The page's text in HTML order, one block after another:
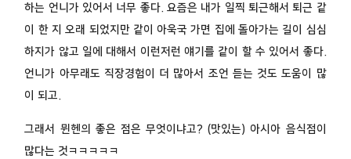
하는 언니가 있어서 너무 좋다. 요즘은 내가 일찍 퇴근해서 퇴근 같
이 한 지 오래 되었지만 같이 아욱국 가면 집에 돌아가는 길이 심심
하지가 않고 일에 대해서 이런저런 얘기를 같이 할 수 있어서 좋다.
언니가 아무래도 직장경험이 더 많아서 조언 듣는 것도 도움이 많
이 되고.
그래서 뮌헨의 좋은 점은 무엇이냐고? (맛있는) 아시아 음식점이
많다는 것ㅋㅋㅋㅋㅋ